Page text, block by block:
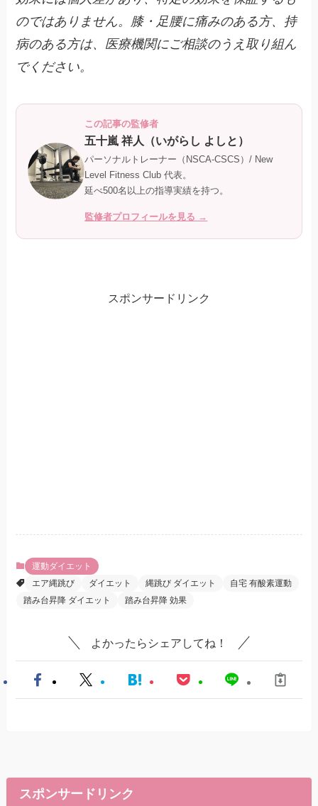
のではありません。膝・足腰に痛みのある方、持
病のある方は、医療機関にご相談のうえ取り組ん
でください。
この記事の監修者
五十嵐 祥人（いがらし よしと）
パーソナルトレーナー（NSCA-CSCS）/ New
Level Fitness Club 代表。
延べ500名以上の指導実績を持つ。
監修者プロフィールを見る →
スポンサードリンク
運動ダイエット
エア縄跳び
ダイエット 縄跳び ダイエット
自宅 有酸素運動
踏み台昇降 ダイエット
踏み台昇降 効果
よかったらシェアしてね！
スポンサードリンク